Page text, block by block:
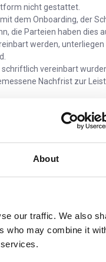
About
our traffic. We also
who may combine it
nicht gestattet.
dem Onboarding, der
die Parteien haben dies
werden,
vereinbart
Nachfrist zur
und Interaktion
und
und bietet
über den Kauf
zu treffen. Außerdem
ESG-Themen. Zu den
über einen Q&A-
B. Anpassen von
(iii) Zugang zum